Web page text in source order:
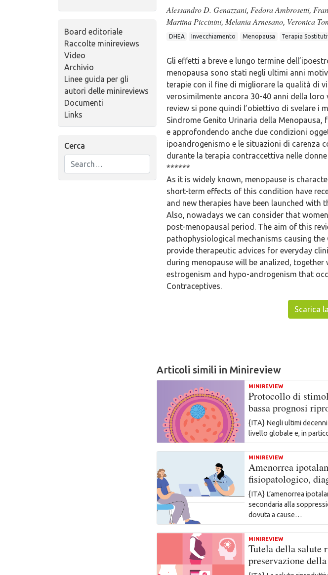
Board editoriale
Raccolte minireviews
Video
Archivio
Linee guida per gli
autori delle minireviews
Documenti
Links
Cerca
Alessandro D. Genazzani, Fedora Ambrosetti,
Martina Piccinini, Melania Arnesano, Veronica
DHEA Invecchiamento Menopausa Terapia
Gli effetti a breve e lungo termine
menopausa sono stati negli ultimi anni
terapie con il fine di migliorare la qualità di
verosimilmente ancora 30-40 anni della
review si pone quindi l’obiettivo di svelare i
Sindrome Genito Urinaria della
e approfondendo anche due condizioni
ipoandrogenismo e le situazioni di carenza
durante la terapia contraccettiva nelle
******
As it is widely known, menopause is
short-term effects of this condition have
and new therapies have been launched
Also, nowadays we can consider that
post-menopausal period. The aim of this
pathophysiological mechanisms causing
provide therapeutic advices for everyday
during menopause will be analized,
estrogenism and hypo-androgenism that
Contraceptives.
Scarica
Articoli simili in Minireview
MINIREVIEW
Protocollo di
bassa prognosi
{ITA} Negli ultimi
livello globale e, in
MINIREVIEW
Amenorrea
fisiopatologico,
{ITA} L’amenorrea
secondaria alla
dovuta a cause…
MINIREVIEW
Tutela della salute
preservazione